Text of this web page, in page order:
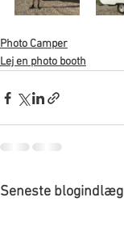
Photo Camper
Lej en photo booth
Seneste blogindlæg